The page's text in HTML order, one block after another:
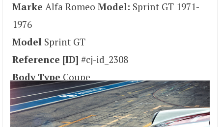
Marke Alfa Romeo Model: Sprint GT 1971-
1976
Model Sprint GT
Reference [ID] #cj-id_2308
Body Type Coupe